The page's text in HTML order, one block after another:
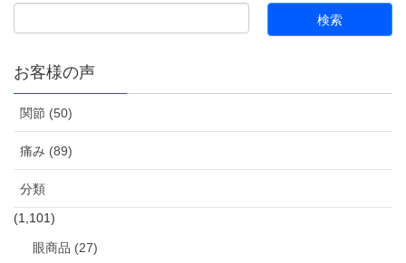
お客様の声
関節 (50)
痛み (89)
分類
(1,101)
眼商品 (27)